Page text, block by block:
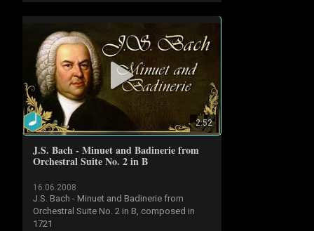
2:52
J.S. Bach - Minuet and Badinerie from
Orchestral Suite No. 2 in B
16.06.2008
J.S. Bach - Minuet and Badinerie from
Orchestral Suite No. 2 in B, composed in
1721